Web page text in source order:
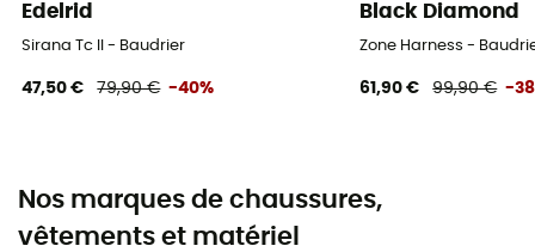
Edelrid
Sirana Tc II - Baudrier
47,50 € 79,90 € -40%
Black Diamond
Zone Harness -
61,90 € 99,90 € -
Nos marques de chaussures,
vêtements et matériel